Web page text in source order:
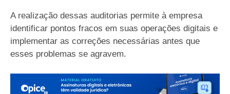
A realização dessas auditorias permite à empresa
identificar pontos fracos em suas operações digitais e
implementar as correções necessárias antes que
esses problemas se agravem.